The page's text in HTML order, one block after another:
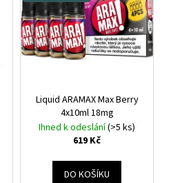
Liquid ARAMAX Max Berry
4x10ml 18mg
Ihned k odeslání(>5 ks)
619 Kč
DO KOŠÍKU